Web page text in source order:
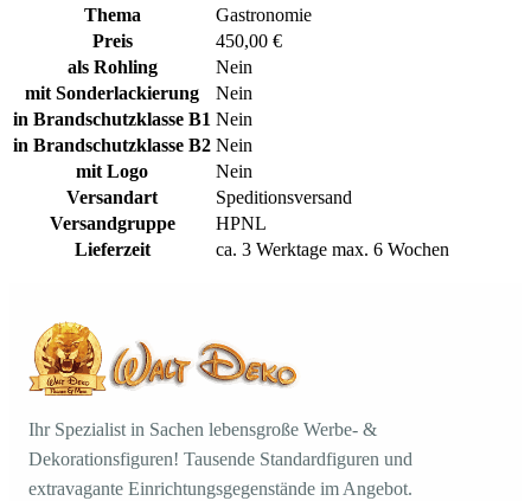
Thema
Gastronomie
Preis
450,00 €
als Rohling
Nein
mit Sonderlackierung
Nein
in Brandschutzklasse B1 Nein
in Brandschutzklasse B2 Nein
mit Logo
Nein
Versandart
Speditionsversand
Versandgruppe
HPNL
Lieferzeit
ca. 3 Werktage max. 6 Wochen
Ihr Spezialist in Sachen lebensgroße Werbe- &
Dekorationsfiguren! Tausende Standardfiguren und
extravagante Einrichtungsgegenstände im Angebot.